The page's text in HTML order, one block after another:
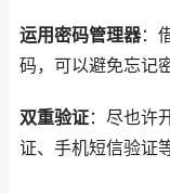
运用密码管理器：
码，可以避免忘记
双重验证：尽也许
证、手机短信验证等